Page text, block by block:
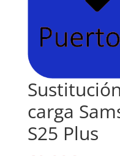
carga
S25 Plus